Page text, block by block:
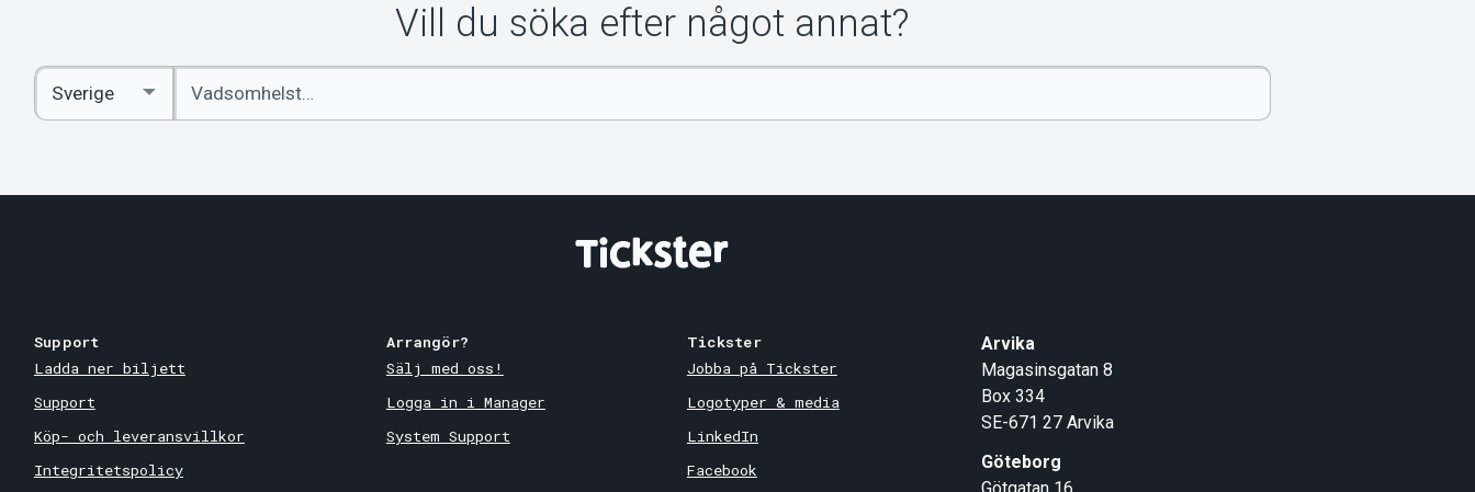
Vill du söka efter något annat?
Ange
sökord
Select
Country
Support
Ladda ner biljett
Support
Köp- och leveransvillkor
Integritetspolicy
Arrangör?
Sälj med oss!
Logga in i Manager
System Support
Tickster
Jobba på Tickster
Logotyper & media
LinkedIn
Facebook
Arvika
Magasinsgatan 8
Box 334
SE-671 27 Arvika
Göteborg